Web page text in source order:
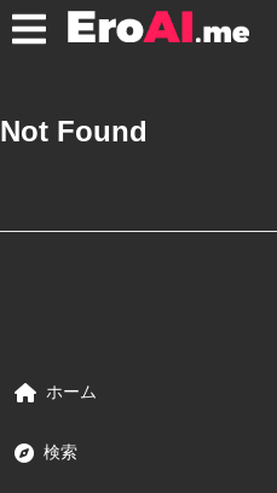
Not Found
ホーム
検索